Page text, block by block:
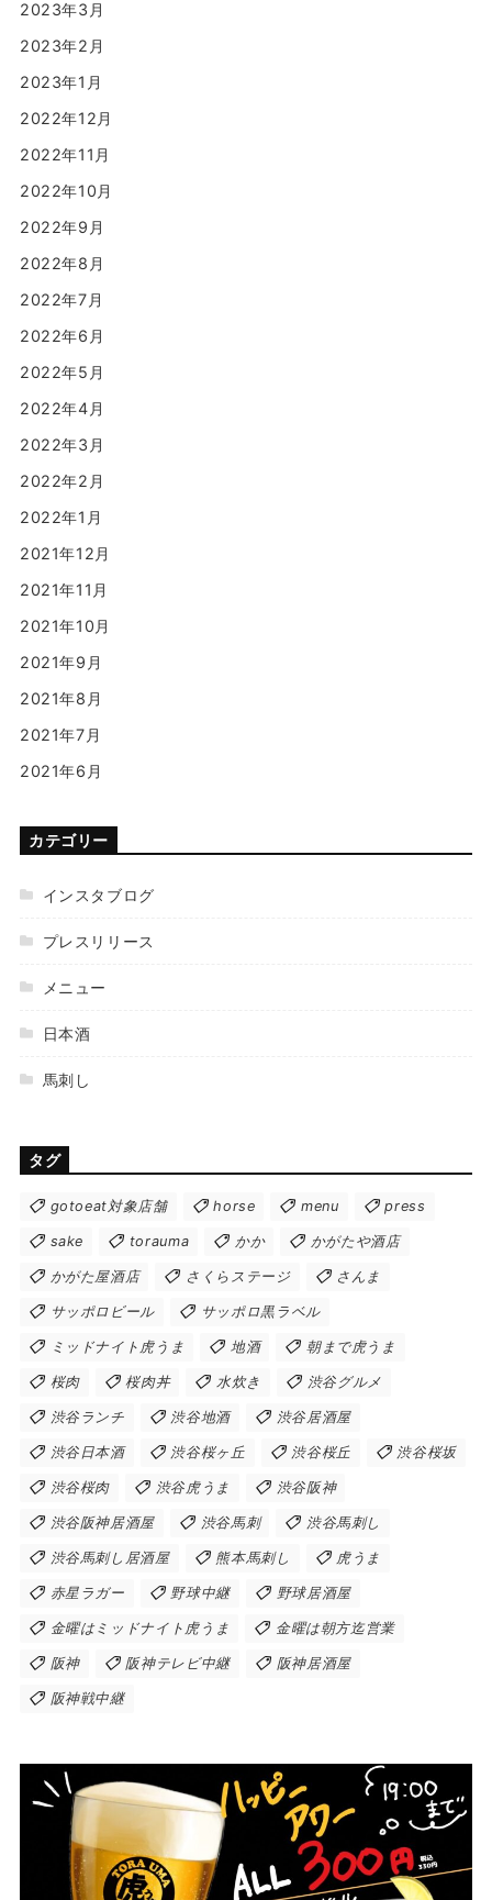
2023年3月
2023年2月
2023年1月
2022年12月
2022年11月
2022年10月
2022年9月
2022年8月
2022年7月
2022年6月
2022年5月
2022年4月
2022年3月
2022年2月
2022年1月
2021年12月
2021年11月
2021年10月
2021年9月
2021年8月
2021年7月
2021年6月
カテゴリー
インスタブログ
プレスリリース
メニュー
日本酒
馬刺し
タグ
gotoeat対象店舗 horse menu press
sake torauma かか かがたや酒店
かがた屋酒店 さくらステージ さんま
サッポロビール サッポロ黒ラベル
ミッドナイト虎うま 地酒 朝まで虎うま
桜肉 桜肉丼 水炊き 渋谷グルメ
渋谷ランチ 渋谷地酒 渋谷居酒屋
渋谷日本酒 渋谷桜ヶ丘 渋谷桜丘 渋谷桜坂
渋谷桜肉 渋谷虎うま 渋谷阪神
渋谷阪神居酒屋 渋谷馬刺 渋谷馬刺し
渋谷馬刺し居酒屋 熊本馬刺し 虎うま
赤星ラガー 野球中継 野球居酒屋
金曜はミッドナイト虎うま 金曜は朝方迄営業
阪神 阪神テレビ中継 阪神居酒屋
阪神戦中継